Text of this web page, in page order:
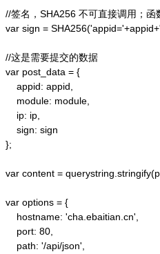
//签名，SHA256 不可直接调用；
var sign =
//这是需要提交的数据
var post_data = {
    appid: appid,
    module: module,
    ip: ip,
    sign: sign
};
var content =
var options = {
    hostname: 'cha.ebaitian.cn',
    port: 80,
    path: '/api/json',